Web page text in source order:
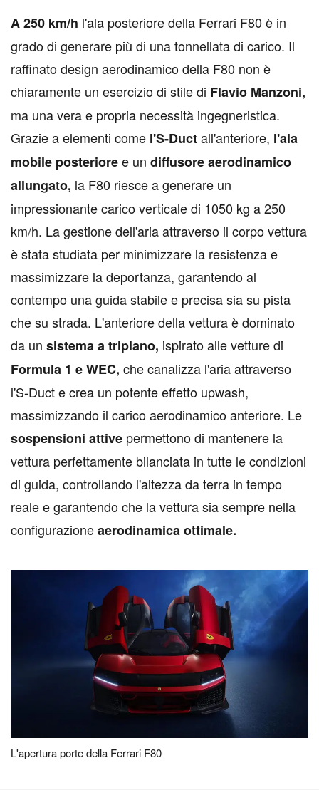
A250 km/h l'ala posteriore della Ferrari F80 è in
grado di generare più di una tonnellata di carico. Il
raffinato design aerodinamico della F80 non è
chiaramente un esercizio di stile di Flavio Manzoni,
ma una vera e propria necessità ingegneristica.
Grazie a elementi come l'S-Ductall'anteriore, l'ala
mobile posterioree un diffusore aerodinamico
allungato, la F80 riesce a generare un
impressionante carico verticale di 1050 kg a 250
km/h. La gestione dell'aria attraverso il corpo vettura
è stata studiata per minimizzare la resistenza e
massimizzare la deportanza, garantendo al
contempo una guida stabile e precisa sia su pista
che su strada. L'anteriore della vettura è dominato
da un sistema a triplano, ispirato alle vetture di
Formula 1 e WEC, che canalizza l'aria attraverso
l'S-Duct e crea un potente effetto upwash,
massimizzando il carico aerodinamico anteriore. Le
sospensioni attive permettono di mantenere la
vettura perfettamente bilanciata in tutte le condizioni
di guida, controllando l'altezza da terra in tempo
reale e garantendo che la vettura sia sempre nella
configurazioneaerodinamica ottimale.
L'apertura porte della Ferrari F80